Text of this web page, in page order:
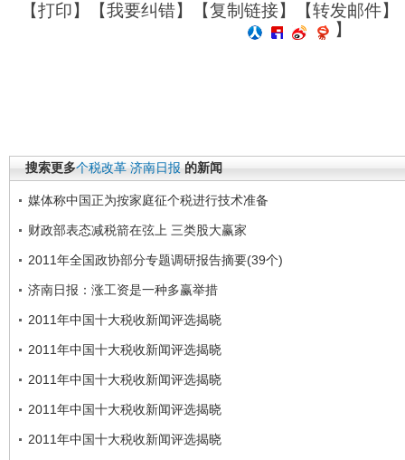
【打印】【我要纠错】【复制链接】【转发邮件】
】
搜索更多个税改革 济南日报 的新闻
媒体称中国正为按家庭征个税进行技术准备
财政部表态减税箭在弦上 三类股大赢家
2011年全国政协部分专题调研报告摘要(39个)
济南日报：涨工资是一种多赢举措
2011年中国十大税收新闻评选揭晓
2011年中国十大税收新闻评选揭晓
2011年中国十大税收新闻评选揭晓
2011年中国十大税收新闻评选揭晓
2011年中国十大税收新闻评选揭晓